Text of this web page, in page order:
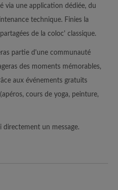
via une application dédiée, du
technique. Finies la
de la coloc' classique.
partie d'une communauté
des moments mémorables,
aux événements gratuits
cours de yoga, peinture,
directement un message.